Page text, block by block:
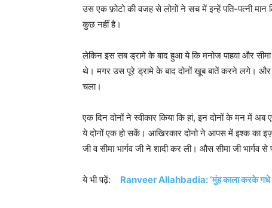
उस एक फ़ोटो की वजह से लोगों ने सच में इन्हें पति-पत्नी मान
कुछ नहीं है।
लेकिन इस सब ड्रामे के बाद हुआ ये कि मनोज पाहवा और सीमा
थे। मगर उस पूरे ड्रामे के बाद दोनों खूब बातें करने लगे।
चला।
एक दिन दोनों ने स्वीकार किया कि हां, इन दोनों के मन में
ये दोनों एक हो सकें। आखिरकार दोनो ने आपस में इश्क का
जी व सीमा भार्गव जी ने शादी कर ली। औस सीमा जी भार्गव से
ये भी पढ़ें: Ranveer Allahbadia: ‘मुंह काला करके गधे